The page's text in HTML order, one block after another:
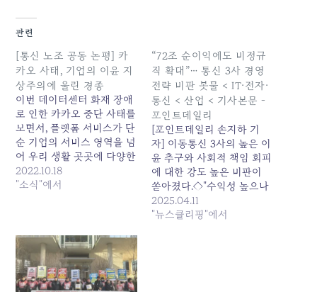
관련
[통신 노조 공동 논평] 카
카오 사태, 기업의 이윤 지
상주의에 울린 경종
이번 데이터센터 화재 장애
로 인한 카카오 중단 사태를
보면서, 플랫폼 서비스가 단
순 기업의 서비스 영역을 넘
어 우리 생활 곳곳에 다양한
이해관계에 영향을 미치는
공적 영역을 담당하고 있음
혼란과 피해를 놓고, 앞으로
플랫폼 기업의 공적 책임 역
시 부각 되고 있는 분위기
다.…
2022.10.18
"소식"에서
“72조 순이익에도 비정규
직 확대”… 통신 3사 경영
전략 비판 봇물 < IT·전자·
통신 < 산업 < 기사본문 -
포인트데일리
[포인트데일리 손지하 기
자] 이동통신 3사의 높은 이
윤 추구와 사회적 책임 회피
에 대한 강도 높은 비판이
쏟아졌다.◇"수익성 높으나
사회적 책임 미흡"=정흥준
서울과학기술대학교 교수
2025.04.11
"뉴스클리핑"에서